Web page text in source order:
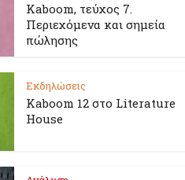
Kaboom, τεύχος 7.
Περιεχόμενα και σημεία
πώλησης
Εκδηλώσεις
Kaboom 12 στο Literature
House